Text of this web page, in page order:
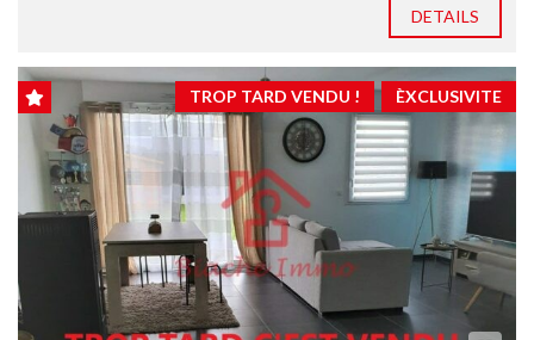
DETAILS
ÈXCLUSIVITE
TROP TARD VENDU !